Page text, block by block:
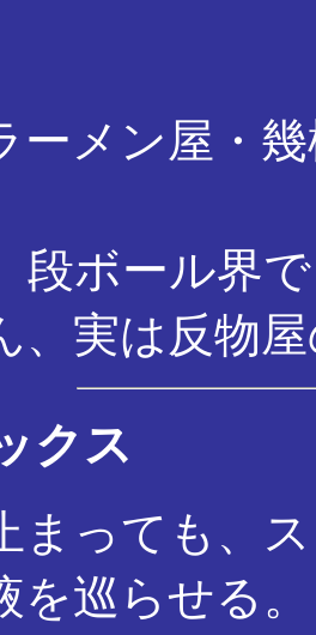
ーメン屋・
段ボール界
、実は反物
クス
まっても、
を巡らせる